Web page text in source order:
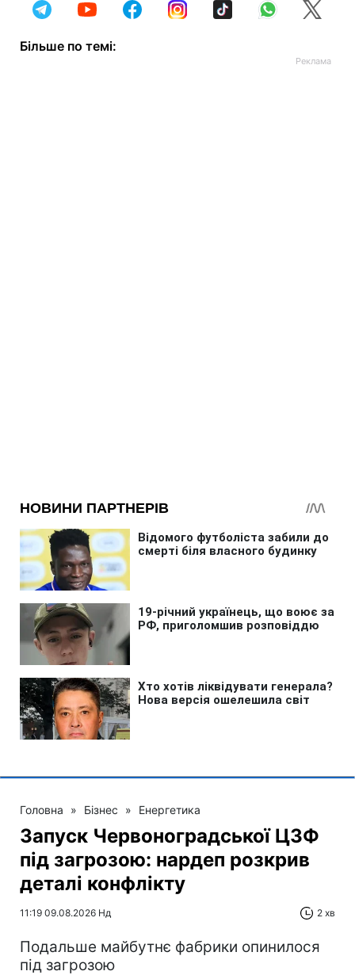
Більше по темі:
Головна » Бізнес » Енергетика
Запуск Червоноградської ЦЗФ
під загрозою: нардеп розкрив
деталі конфлікту
11:19 09.08.2026 Нд 2 хв
Подальше майбутнє фабрики опинилося
під загрозою